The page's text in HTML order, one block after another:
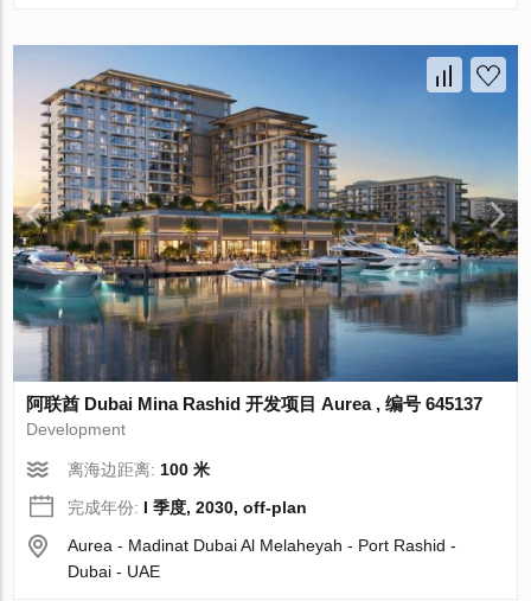
阿联酋 Dubai Mina Rashid 开发项目 Aurea , 编号 645137
Development
离海边距离: 100 米
完成年份: I 季度, 2030, off-plan
Aurea - Madinat Dubai Al Melaheyah - Port Rashid -
Dubai - UAE